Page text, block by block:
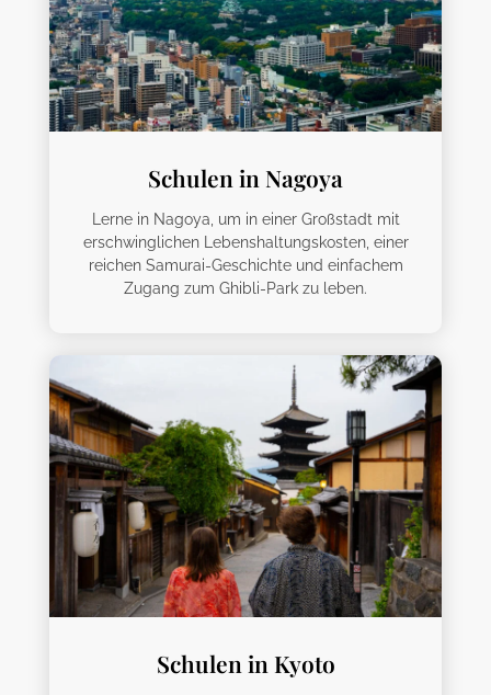
Schulen in Nagoya
Lerne in Nagoya, um in einer Großstadt mit
erschwinglichen Lebenshaltungskosten, einer
reichen Samurai-Geschichte und einfachem
Zugang zum Ghibli-Park zu leben.
Schulen in Kyoto